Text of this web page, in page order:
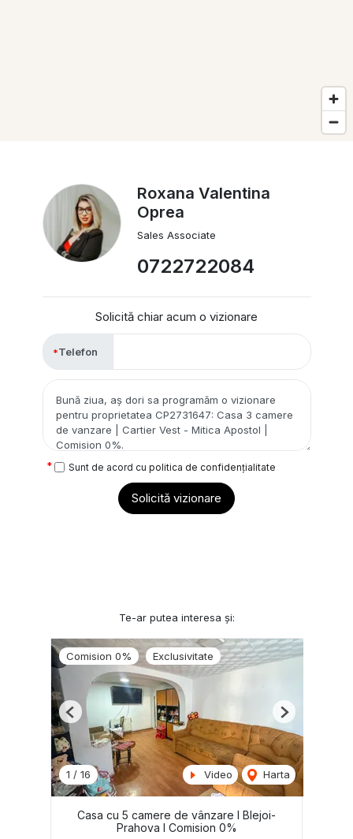
Roxana Valentina
Oprea
Sales Associate
0722722084
Solicită chiar acum o vizionare
Telefon
Sunt de acord cu politica de confidențialitate
Solicită vizionare
Te-ar putea interesa și:
Comision 0% Exclusivitate
1 / 16 Video Harta
Previous Next
Casa cu 5 camere de vânzare I Blejoi-
Prahova I Comision 0%